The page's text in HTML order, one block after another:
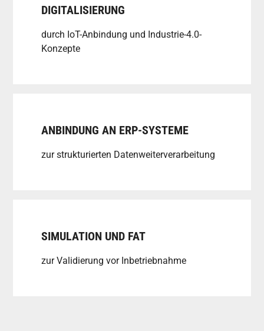
DIGITALISIERUNG
durch IoT-Anbindung und Industrie-4.0-
Konzepte
ANBINDUNG AN ERP-SYSTEME
zur strukturierten Datenweiterverarbeitung
SIMULATION UND FAT
zur Validierung vor Inbetriebnahme